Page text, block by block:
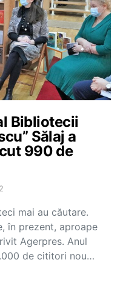
Bibliotecii
Sălaj a
990 de
mai au căutare.
în prezent, aproape
Agerpres. Anul
de cititori nou…